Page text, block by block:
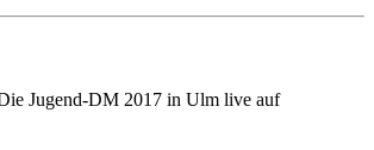
Jugend-DM 2017 in Ulm live auf